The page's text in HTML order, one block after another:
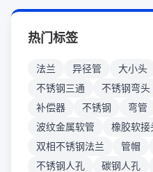
热门标签
法兰 异径管 大小头
不锈钢三通
不锈钢弯头
补偿器
不锈钢 弯管
波纹金属软管
橡胶软接
双相不锈钢法兰
管帽
不锈钢人孔
碳钢人孔